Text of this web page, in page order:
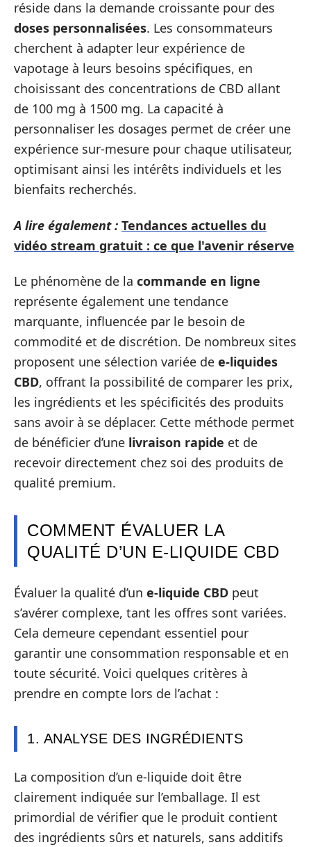
réside dans la demande croissante pour des
doses personnalisées. Les consommateurs
cherchent à adapter leur expérience de
vapotage à leurs besoins spécifiques, en
choisissant des concentrations de CBD allant
de 100 mg à 1500 mg. La capacité à
personnaliser les dosages permet de créer une
expérience sur-mesure pour chaque utilisateur,
optimisant ainsi les intérêts individuels et les
bienfaits recherchés.
A lire également : Tendances actuelles du
vidéo stream gratuit : ce que l'avenir réserve
Le phénomène de la commande en ligne
représente également une tendance
marquante, influencée par le besoin de
commodité et de discrétion. De nombreux sites
proposent une sélection variée de e-liquides
CBD, offrant la possibilité de comparer les prix,
les ingrédients et les spécificités des produits
sans avoir à se déplacer. Cette méthode permet
de bénéficier d’une livraison rapide et de
recevoir directement chez soi des produits de
qualité premium.
COMMENT ÉVALUER LA
QUALITÉ D’UN E-LIQUIDE CBD
Évaluer la qualité d’un e-liquide CBD peut
s’avérer complexe, tant les offres sont variées.
Cela demeure cependant essentiel pour
garantir une consommation responsable et en
toute sécurité. Voici quelques critères à
prendre en compte lors de l’achat :
1. ANALYSE DES INGRÉDIENTS
La composition d’un e-liquide doit être
clairement indiquée sur l’emballage. Il est
primordial de vérifier que le produit contient
des ingrédients sûrs et naturels, sans additifs